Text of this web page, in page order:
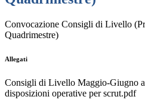
Convocazione Consigli di Livello
Quadrimestre)
Allegati
Consigli di Livello Maggio-Giugno
disposizioni operative per scrut.pdf